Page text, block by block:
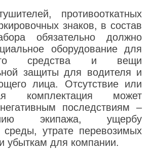
противооткатных
знаков, в состав
обязательно должно
оборудование для
средства и вещи
защиты для водителя и
лица. Отсутствие или
комплектация может
последствиям –
экипажа, ущербу
утрате перевозимых
убыткам для компании.